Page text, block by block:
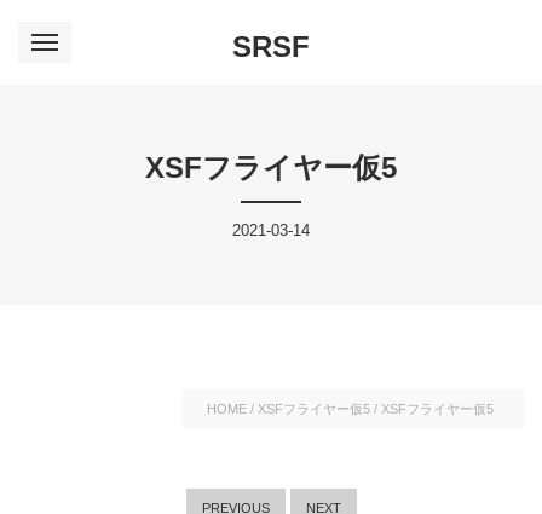
SRSF
XSFフライヤー仮5
2021-03-14
HOME / XSFフライヤー仮5 / XSFフライヤー仮5
PREVIOUS NEXT